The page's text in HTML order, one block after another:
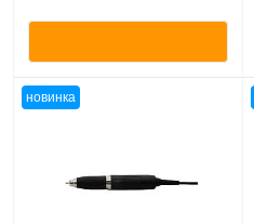
новинка